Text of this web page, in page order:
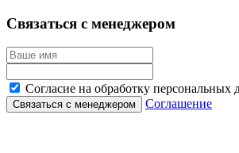
Связаться с менеджером
Согласие на обработку персональных
Соглашение